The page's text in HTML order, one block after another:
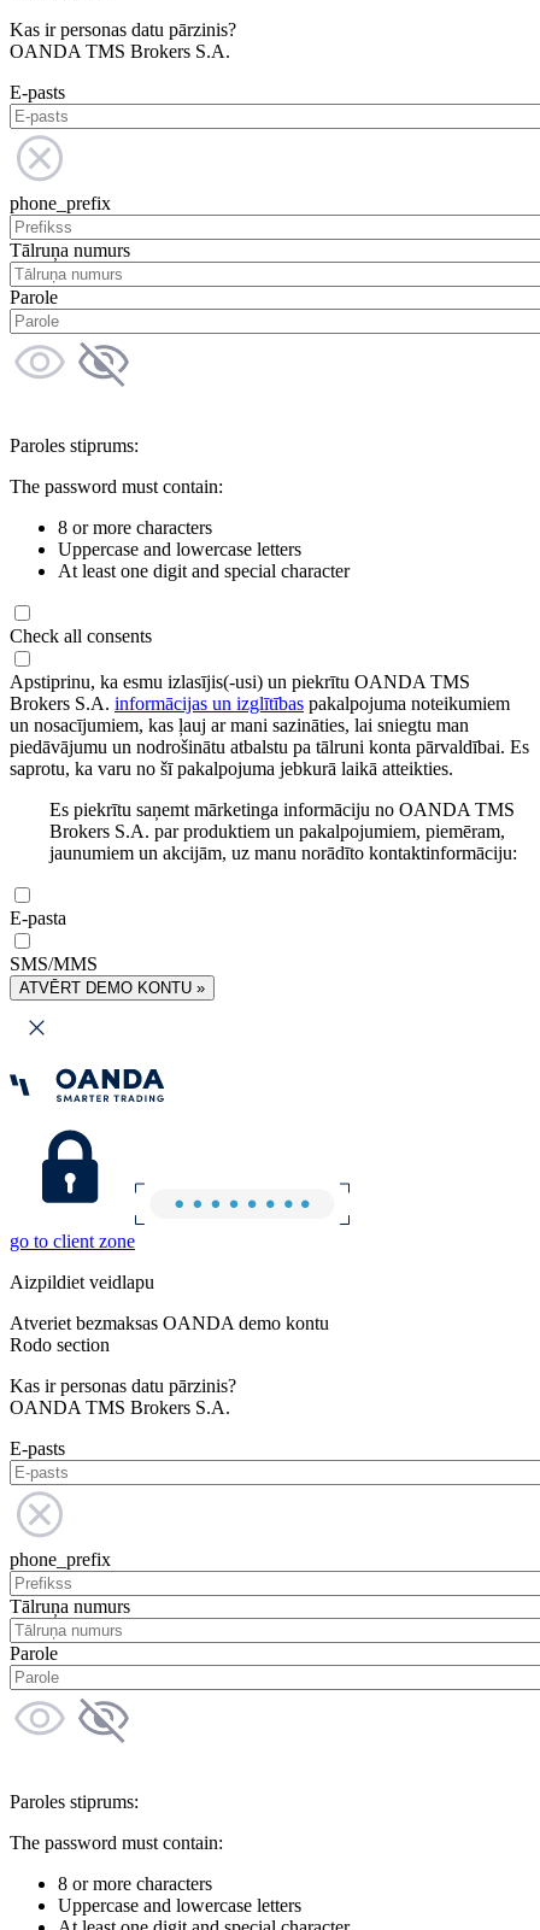
Kas ir personas datu pārzinis?
OANDA TMS Brokers S.A.
E-pasts
phone_prefix
Tālruņa numurs
Parole
Paroles stiprums:
The password must contain:
8 or more characters
Uppercase and lowercase letters
At least one digit and special character
Check all consents
Apstiprinu, ka esmu izlasījis(-usi) un piekrītu OANDA TMS
Brokers S.A. informācijas un izglītības pakalpojuma noteikumiem
un nosacījumiem, kas ļauj ar mani sazināties, lai sniegtu man
piedāvājumu un nodrošinātu atbalstu pa tālruni konta pārvaldībai. Es
saprotu, ka varu no šī pakalpojuma jebkurā laikā atteikties.
Es piekrītu saņemt mārketinga informāciju no OANDA TMS
Brokers S.A. par produktiem un pakalpojumiem, piemēram,
jaunumiem un akcijām, uz manu norādīto kontaktinformāciju:
E-pasta
SMS/MMS
ATVĒRT DEMO KONTU »
go to client zone
Aizpildiet veidlapu
Atveriet bezmaksas OANDA demo kontu
Rodo section
Kas ir personas datu pārzinis?
OANDA TMS Brokers S.A.
E-pasts
phone_prefix
Tālruņa numurs
Parole
Paroles stiprums:
The password must contain:
8 or more characters
Uppercase and lowercase letters